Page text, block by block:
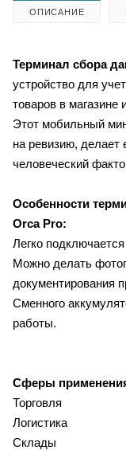
ОПИСАНИЕ
Терминал сбора
устройство для
товаров в магазине
Этот мобильный
на ревизию, делает
человеческий
Особенности
Orca Pro:
Легко
Можно делать
документирования
Сменного
работы.
Сферы
Торговля
Логистика
Склады